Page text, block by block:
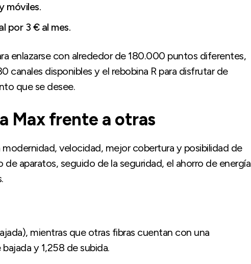
móviles.
por 3 € al mes.
enlazarse con alrededor de 180.000 puntos diferentes,
canales disponibles y el rebobina R para disfrutar de
que se desee.
Max frente a otras
modernidad, velocidad, mejor cobertura y posibilidad de
aparatos, seguido de la seguridad, el ahorro de energía
mientras que otras fibras cuentan con una
y 1,258 de subida.